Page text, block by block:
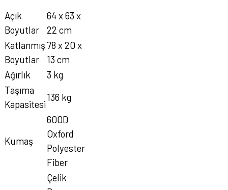
Açık
Boyutlar
64 x 63 x
22 cm
Katlanmış
Boyutlar
78 x 20 x
13 cm
Ağırlık
3 kg
Taşıma
Kapasitesi
136 kg
Kumaş
600D
Oxford
Polyester
Fiber
Çelik